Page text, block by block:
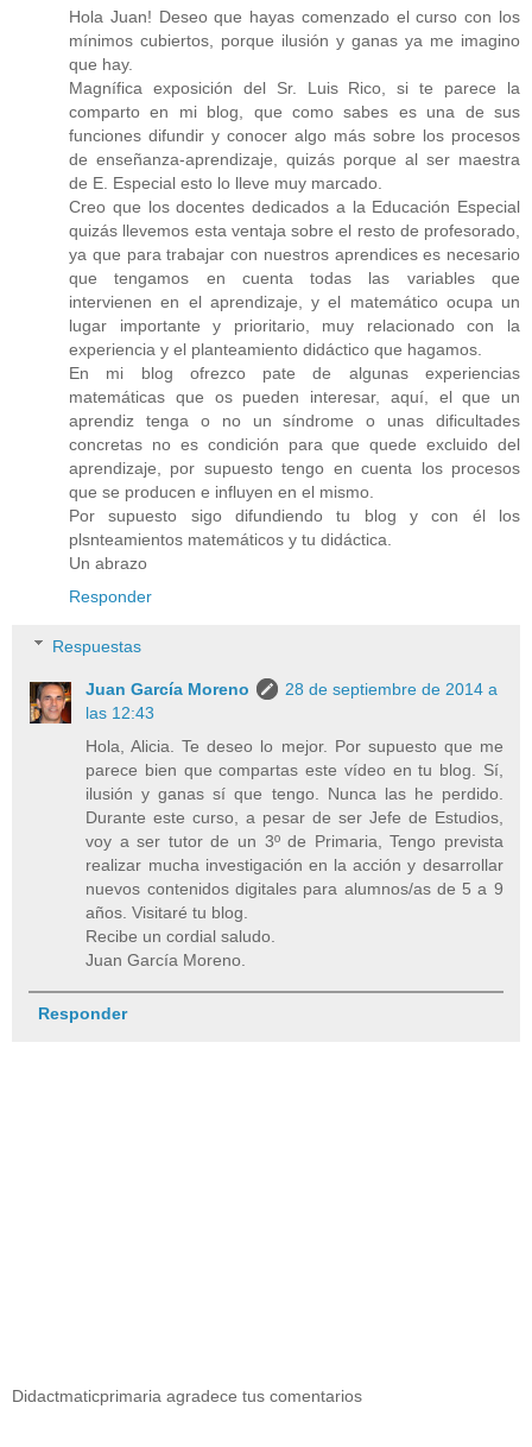
Hola Juan! Deseo que hayas comenzado el curso con los
mínimos cubiertos, porque ilusión y ganas ya me imagino
que hay.
Magnífica exposición del Sr. Luis Rico, si te parece la
comparto en mi blog, que como sabes es una de sus
funciones difundir y conocer algo más sobre los procesos
de enseñanza-aprendizaje, quizás porque al ser maestra
de E. Especial esto lo lleve muy marcado.
Creo que los docentes dedicados a la Educación Especial
quizás llevemos esta ventaja sobre el resto de profesorado,
ya que para trabajar con nuestros aprendices es necesario
que tengamos en cuenta todas las variables que
intervienen en el aprendizaje, y el matemático ocupa un
lugar importante y prioritario, muy relacionado con la
experiencia y el planteamiento didáctico que hagamos.
En mi blog ofrezco pate de algunas experiencias
matemáticas que os pueden interesar, aquí, el que un
aprendiz tenga o no un síndrome o unas dificultades
concretas no es condición para que quede excluido del
aprendizaje, por supuesto tengo en cuenta los procesos
que se producen e influyen en el mismo.
Por supuesto sigo difundiendo tu blog y con él los
plsnteamientos matemáticos y tu didáctica.
Un abrazo
Responder
Respuestas
Juan García Moreno
28 de septiembre de 2014 a
las 12:43
Hola, Alicia. Te deseo lo mejor. Por supuesto que me
parece bien que compartas este vídeo en tu blog. Sí,
ilusión y ganas sí que tengo. Nunca las he perdido.
Durante este curso, a pesar de ser Jefe de Estudios,
voy a ser tutor de un 3º de Primaria, Tengo prevista
realizar mucha investigación en la acción y desarrollar
nuevos contenidos digitales para alumnos/as de 5 a 9
años. Visitaré tu blog.
Recibe un cordial saludo.
Juan García Moreno.
Responder
Didactmaticprimaria agradece tus comentarios